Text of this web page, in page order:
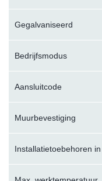
Gegalvaniseerd
Bedrijfsmodus
Aansluitcode
Muurbevestiging
Installatietoebehoren